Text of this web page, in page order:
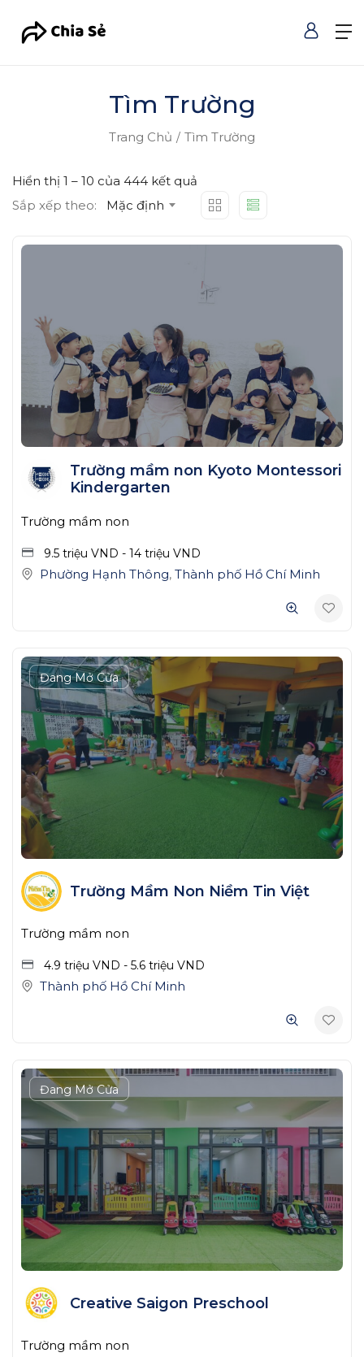
Tìm Trường
Trang Chủ Tìm Trường
Hiển thị 1 – 10 của 444 kết quả
Sắp xếp theo:
Mặc định
Trường mầm non Kyoto Montessori
Kindergarten
Trường mầm non
9.5 triệu VND - 14 triệu VND
Phường Hạnh Thông, Thành phố Hồ Chí Minh
Đang Mở Cửa
Trường Mầm Non Niềm Tin Việt
Trường mầm non
4.9 triệu VND - 5.6 triệu VND
Thành phố Hồ Chí Minh
Đang Mở Cửa
Creative Saigon Preschool
Trường mầm non